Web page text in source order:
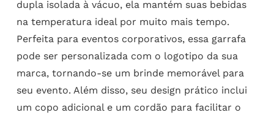
dupla isolada à vácuo, ela mantém suas bebidas
na temperatura ideal por muito mais tempo.
Perfeita para eventos corporativos, essa garrafa
pode ser personalizada com o logotipo da sua
marca, tornando-se um brinde memorável para
seu evento. Além disso, seu design prático inclui
um copo adicional e um cordão para facilitar o